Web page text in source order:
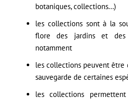
botaniques, collections...)
les collections sont à la
flore des jardins et des
notamment
les collections peuvent être
sauvegarde de certaines
les collections